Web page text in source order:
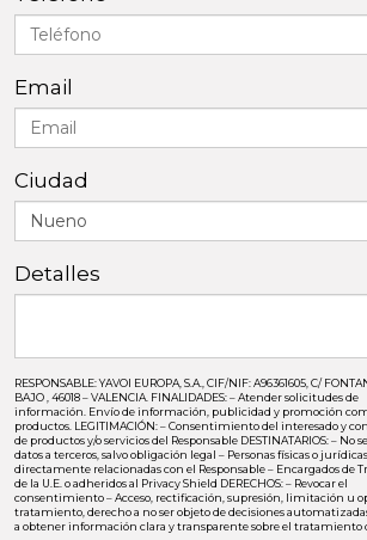
Email
Ciudad
Detalles
RESPONSABLE: YAVOI EUROPA, S.A., CIF/NIF: A96361605, C/
BAJO , 46018 – VALENCIA. FINALIDADES: – Atender solicitudes de
información. Envío de información, publicidad y promoción
productos. LEGITIMACIÓN: – Consentimiento del interesado y
de productos y/o servicios del Responsable DESTINATARIOS: – No
datos a terceros, salvo obligación legal – Personas físicas o jurídicas
directamente relacionadas con el Responsable – Encargados de
de la U.E. o adheridos al Privacy Shield DERECHOS: – Revocar el
consentimiento – Acceso, rectificación, supresión, limitación u
tratamiento, derecho a no ser objeto de decisiones
a obtener información clara y transparente sobre el tratamiento